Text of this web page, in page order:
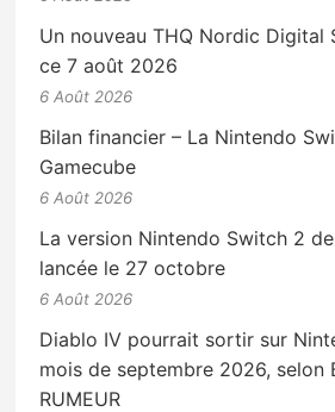
Un nouveau THQ Nordic Digital
ce 7 août 2026
6 Août 2026
Bilan financier – La Nintendo
Gamecube
6 Août 2026
La version Nintendo Switch 2
lancée le 27 octobre
6 Août 2026
Diablo IV pourrait sortir sur
mois de septembre 2026, selon
RUMEUR